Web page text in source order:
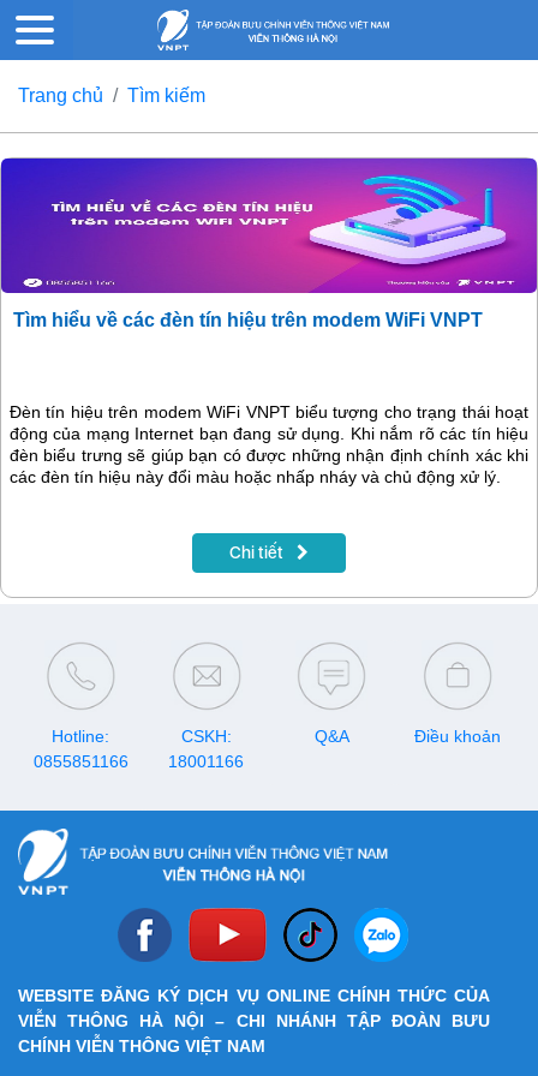
Trang chủ Tìm kiếm
Tìm hiểu về các đèn tín hiệu trên modem WiFi VNPT
Đèn tín hiệu trên modem WiFi VNPT biểu tượng cho trạng thái hoạt
động của mạng Internet bạn đang sử dụng. Khi nắm rõ các tín hiệu
đèn biểu trưng sẽ giúp bạn có được những nhận định chính xác khi
các đèn tín hiệu này đổi màu hoặc nhấp nháy và chủ động xử lý.
Chi tiết
Hotline:
0855851166
CSKH:
18001166
Q&A Điều khoản
WEBSITE ĐĂNG KÝ DỊCH VỤ ONLINE CHÍNH THỨC CỦA
VIỄN THÔNG HÀ NỘI – CHI NHÁNH TẬP ĐOÀN BƯU
CHÍNH VIỄN THÔNG VIỆT NAM